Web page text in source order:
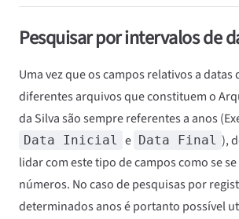
Pesquisar por intervalos de
Uma vez que os campos relativos a
diferentes arquivos que constituem o
da Silva são sempre referentes a anos
Data Inicial e Data Final ),
lidar com este tipo de campos como se
números. No caso de pesquisas por
determinados anos é portanto possível